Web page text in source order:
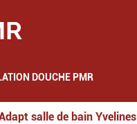
DOUCHE PMR
salle de bain Yvelines